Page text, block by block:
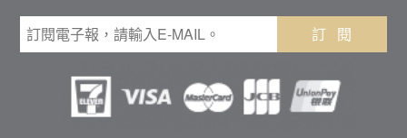
訂 閱